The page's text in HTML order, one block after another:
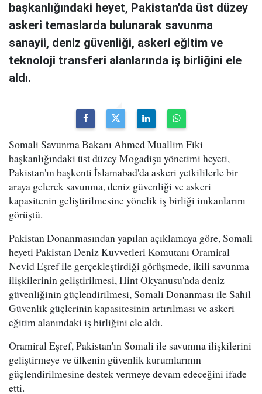
başkanlığındaki heyet, Pakistan'da üst düzey
askeri temaslarda bulunarak savunma
sanayii, deniz güvenliği, askeri eğitim ve
teknoloji transferi alanlarında iş birliğini ele
aldı.
Somali Savunma Bakanı Ahmed Muallim Fiki
başkanlığındaki üst düzey Mogadişu yönetimi heyeti,
Pakistan'ın başkenti İslamabad'da askeri yetkililerle bir
araya gelerek savunma, deniz güvenliği ve askeri
kapasitenin geliştirilmesine yönelik iş birliği imkanlarını
görüştü.
Pakistan Donanmasından yapılan açıklamaya göre, Somali
heyeti Pakistan Deniz Kuvvetleri Komutanı Oramiral
Nevid Eşref ile gerçekleştirdiği görüşmede, ikili savunma
ilişkilerinin geliştirilmesi, Hint Okyanusu'nda deniz
güvenliğinin güçlendirilmesi, Somali Donanması ile Sahil
Güvenlik güçlerinin kapasitesinin artırılması ve askeri
eğitim alanındaki iş birliğini ele aldı.
Oramiral Eşref, Pakistan'ın Somali ile savunma ilişkilerini
geliştirmeye ve ülkenin güvenlik kurumlarının
güçlendirilmesine destek vermeye devam edeceğini ifade
etti.